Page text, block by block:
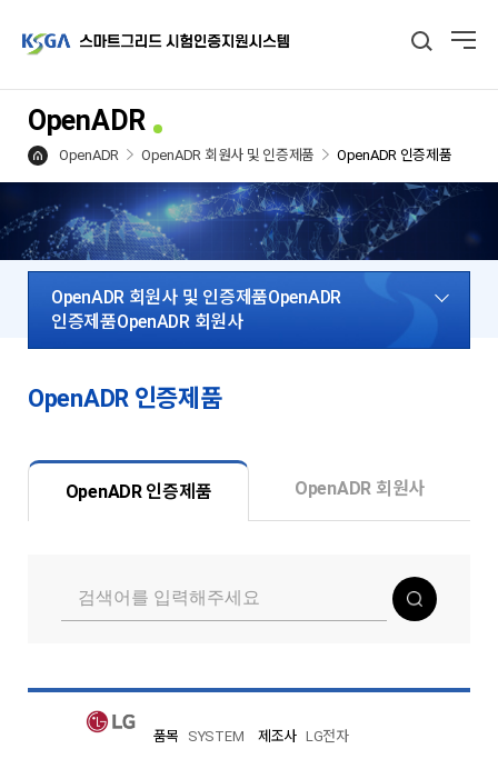
OpenADR
OpenADR OpenADR 회원사 및 인증제품 OpenADR 인증제품
OpenADR 회원사 및 인증제품OpenADR
인증제품OpenADR 회원사
OpenADR 인증제품
OpenADR 인증제품 OpenADR 회원사
SYSTEM LG전자